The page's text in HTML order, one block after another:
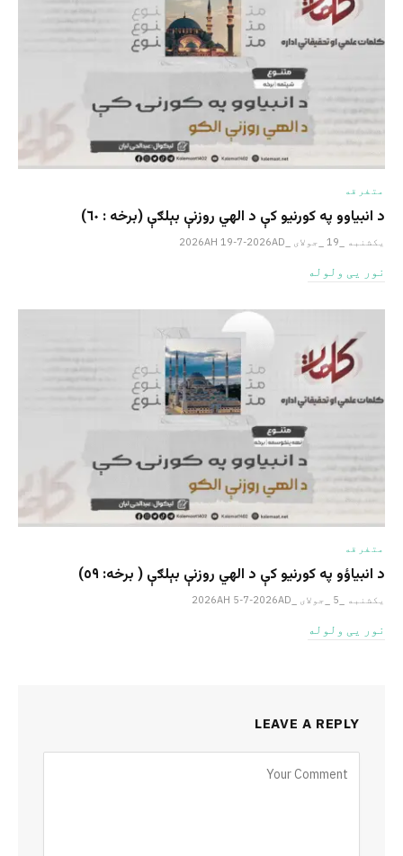
متفرقه
د انبیاوو په کورنیو کې د الهي روزنې بېلګې (برخه : ٦٠)
یکشنبه _19 _جولای _2026AH 19-7-2026AD
نور یی ولوله
متفرقه
د انبیاؤو په کورنیو کې د الهي روزنې بېلګې ( برخه: ٥٩)
یکشنبه _5 _جولای _2026AH 5-7-2026AD
نور یی ولوله
LEAVE A REPLY